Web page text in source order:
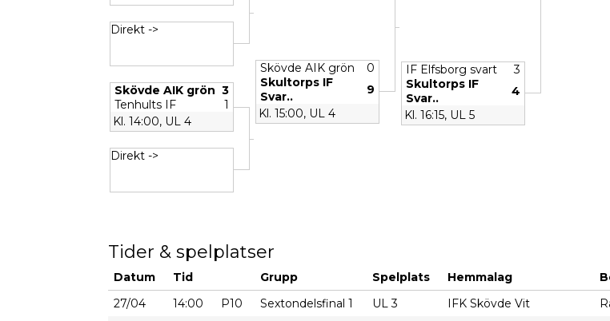
Direkt ->
Skövde AIK grön 3
Tenhults IF
1
Kl. 14:00, UL 4
Direkt ->
Skövde AIK grön
0
Skultorps IF
Svar..
9
Kl. 15:00, UL 4
IF Elfsborg svart
3
Skultorps IF
Svar..
4
Kl. 16:15, UL 5
Tider & spelplatser
Datum Tid Grupp Spelplats Hemmalag
27/04
14:00 P10 Sextondelsfinal 1 UL 3 IFK Skövde Vit